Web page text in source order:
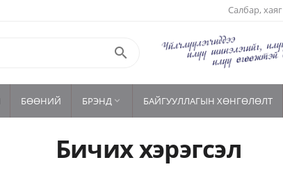
Салбар, хаяг

БӨӨНИЙ БРЭНД  БАЙГУУЛЛАГЫН ХӨНГӨЛӨЛТ
Бичих хэрэгсэл